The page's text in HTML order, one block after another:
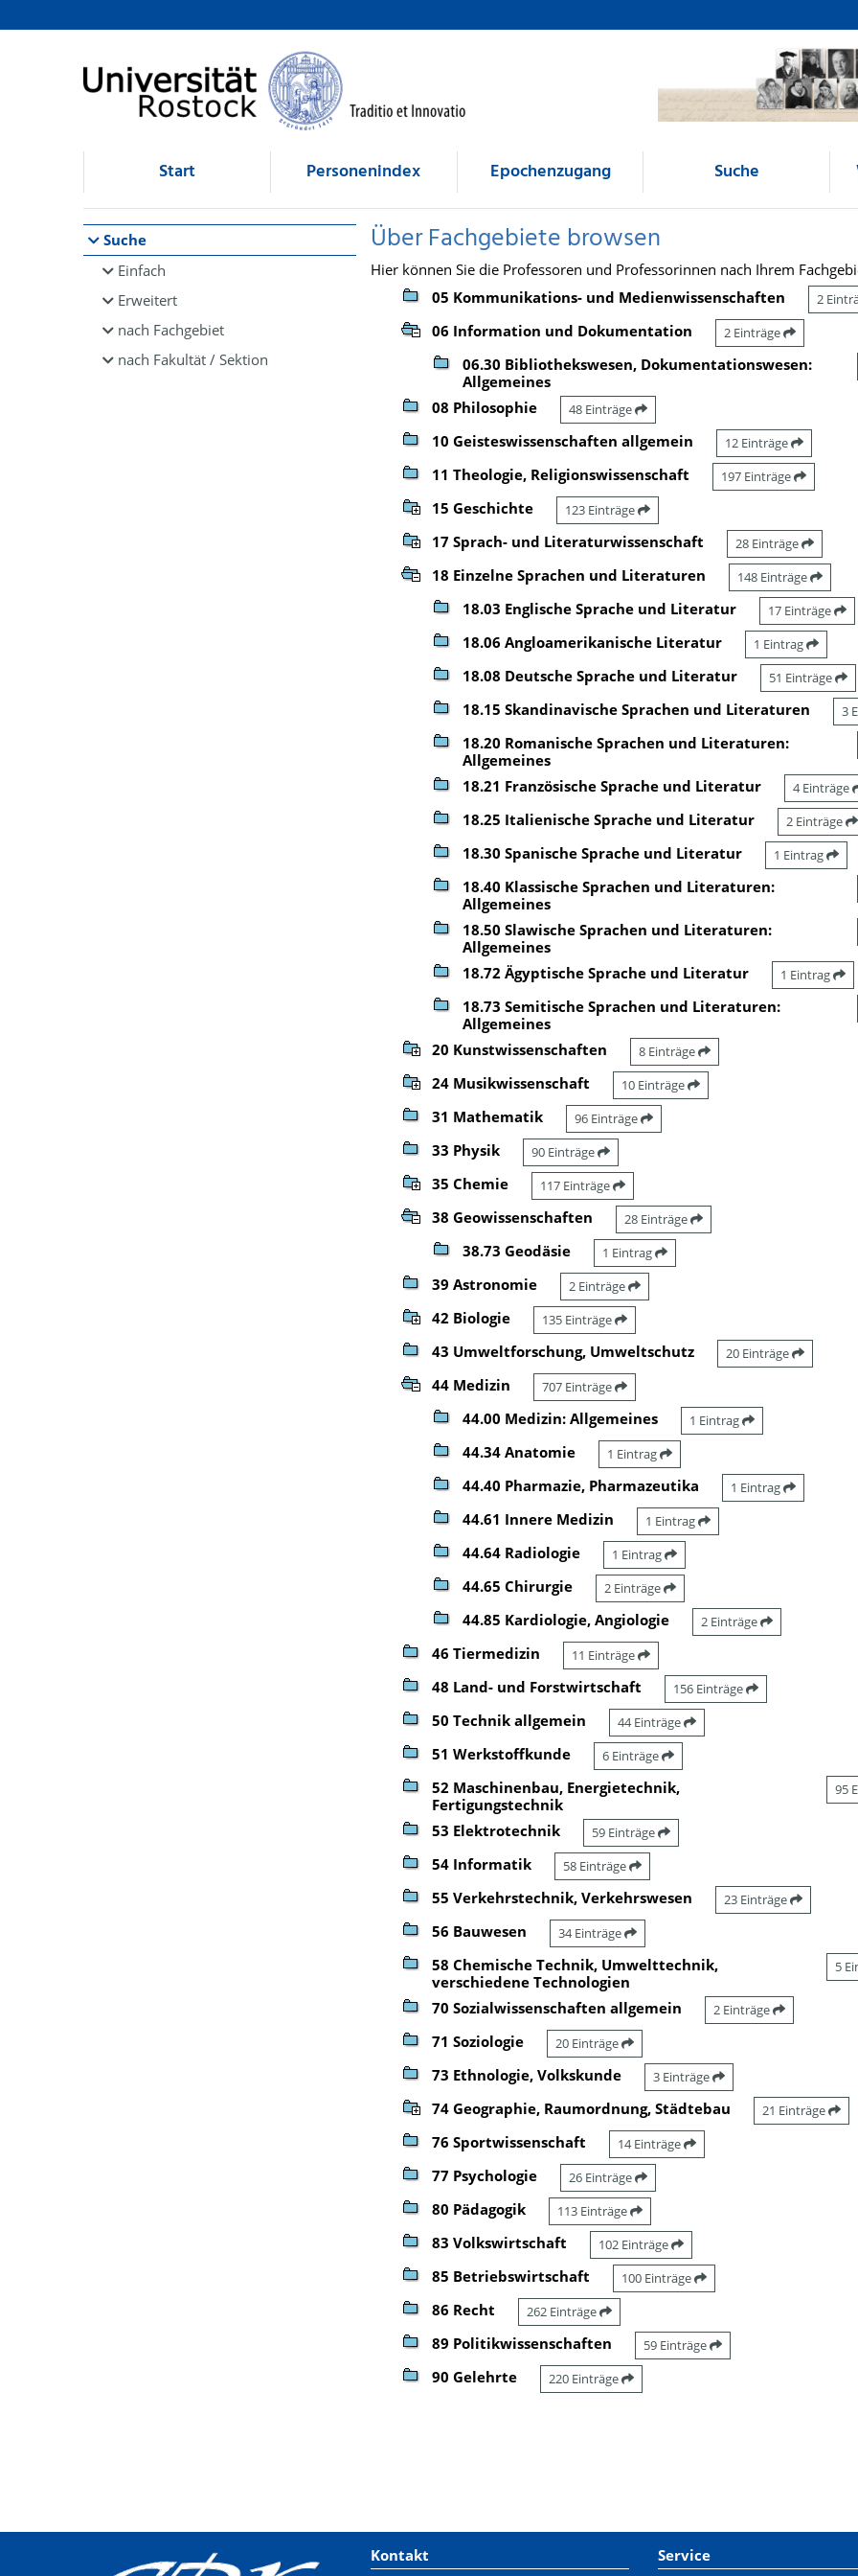
Browsen
direkt zum Inhalt
Start Personenindex Epochenzugang Suche
Suche
Einfach
Erweitert
nach Fachgebiet
nach Fakultät / Sektion
Über Fachgebiete browsen
Hier können Sie die Professoren und Professorinnen nach Ihrem
05 Kommunikations- und Medienwissenschaften
2
06 Information und Dokumentation 2 Einträge
06.30 Bibliothekswesen, Dokumentationswesen:
Allgemeines
08 Philosophie 48 Einträge
10 Geisteswissenschaften allgemein 12 Einträge
11 Theologie, Religionswissenschaft 197 Einträge
15 Geschichte 123 Einträge
17 Sprach- und Literaturwissenschaft 28 Einträge
18 Einzelne Sprachen und Literaturen 148 Einträge
18.03 Englische Sprache und Literatur 17 Einträge
18.06 Angloamerikanische Literatur 1 Eintrag
18.08 Deutsche Sprache und Literatur 51 Einträge
18.15 Skandinavische Sprachen und Literaturen 3
18.20 Romanische Sprachen und Literaturen:
Allgemeines
18.21 Französische Sprache und Literatur 4 Einträge
18.25 Italienische Sprache und Literatur 2 Einträge
18.30 Spanische Sprache und Literatur 1 Eintrag
18.40 Klassische Sprachen und Literaturen:
Allgemeines
18.50 Slawische Sprachen und Literaturen:
Allgemeines
18.72 Ägyptische Sprache und Literatur 1 Eintrag
18.73 Semitische Sprachen und Literaturen:
Allgemeines
20 Kunstwissenschaften 8 Einträge
24 Musikwissenschaft 10 Einträge
31 Mathematik 96 Einträge
33 Physik 90 Einträge
35 Chemie 117 Einträge
38 Geowissenschaften 28 Einträge
38.73 Geodäsie 1 Eintrag
39 Astronomie 2 Einträge
42 Biologie 135 Einträge
43 Umweltforschung, Umweltschutz 20 Einträge
44 Medizin 707 Einträge
44.00 Medizin: Allgemeines 1 Eintrag
44.34 Anatomie 1 Eintrag
44.40 Pharmazie, Pharmazeutika 1 Eintrag
44.61 Innere Medizin 1 Eintrag
44.64 Radiologie 1 Eintrag
44.65 Chirurgie 2 Einträge
44.85 Kardiologie, Angiologie 2 Einträge
46 Tiermedizin 11 Einträge
48 Land- und Forstwirtschaft 156 Einträge
50 Technik allgemein 44 Einträge
51 Werkstoffkunde 6 Einträge
52 Maschinenbau, Energietechnik,
Fertigungstechnik
95
53 Elektrotechnik 59 Einträge
54 Informatik 58 Einträge
55 Verkehrstechnik, Verkehrswesen 23 Einträge
56 Bauwesen 34 Einträge
58 Chemische Technik, Umwelttechnik,
verschiedene Technologien
5
70 Sozialwissenschaften allgemein 2 Einträge
71 Soziologie 20 Einträge
73 Ethnologie, Volkskunde 3 Einträge
74 Geographie, Raumordnung, Städtebau 21 Einträge
76 Sportwissenschaft 14 Einträge
77 Psychologie 26 Einträge
80 Pädagogik 113 Einträge
83 Volkswirtschaft 102 Einträge
85 Betriebswirtschaft 100 Einträge
86 Recht 262 Einträge
89 Politikwissenschaften 59 Einträge
90 Gelehrte 220 Einträge
Kontakt Service